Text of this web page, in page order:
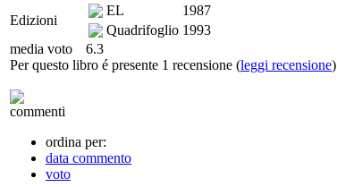
Edizioni
EL
1987
Quadrifoglio 1993
media voto
6.3
Per questo libro é presente 1 recensione (leggi recensione)
commenti
ordina per:
data commento
voto